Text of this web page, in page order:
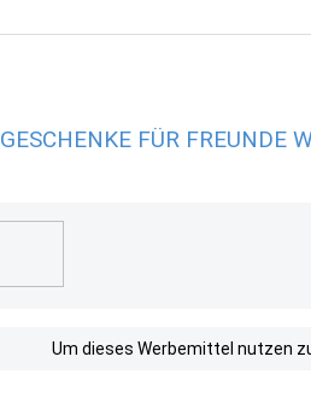
GESCHENKE FÜR
Um dieses Werbemittel nutzen